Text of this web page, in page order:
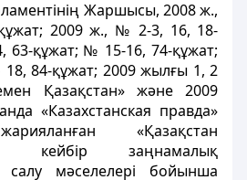
Жаршысы, 2008 ж.,
2009 ж., № 2-3, 16, 18-
63-құжат; № 15-16, 74-құжат;
84-құжат; 2009 жылғы 1, 2
Қазақстан» және 2009
«Казахстанская правда»
«Қазақстан
кейбір заңнамалық
салу мәселелері бойынша